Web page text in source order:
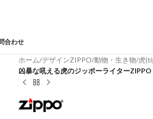
合わせ
ー（一覧）
イン(public-domain)
ホーム/デザインZIPPO/動物・生き物/虎
凶暴な吼える虎のジッポーライターZIPPO